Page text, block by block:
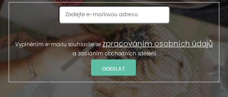
Vyplněním e-mailu souhlasíte se zpracováním osobních údajů
a zasíláním obchodních sdělení.
ODESLAT